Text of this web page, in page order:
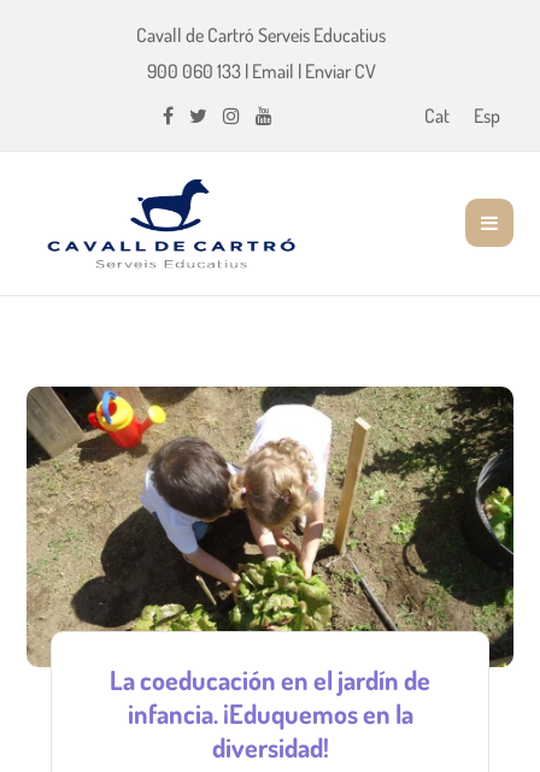
Cavall de Cartró Serveis Educatius
900 060 133| Email | Enviar CV
Cat
Esp
La coeducación en el jardín de
infancia. ¡Eduquemos en la
diversidad!